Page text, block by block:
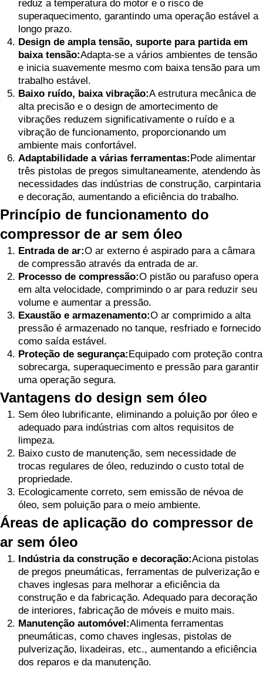
reduz a temperatura do motor e o risco de
superaquecimento, garantindo uma operação estável a
longo prazo.
Design de ampla tensão, suporte para partida em
baixa tensão:Adapta-se a vários ambientes de tensão
e inicia suavemente mesmo com baixa tensão para um
trabalho estável.
Baixo ruído, baixa vibração:A estrutura mecânica de
alta precisão e o design de amortecimento de
vibrações reduzem significativamente o ruído e a
vibração de funcionamento, proporcionando um
ambiente mais confortável.
Adaptabilidade a várias ferramentas:Pode alimentar
três pistolas de pregos simultaneamente, atendendo às
necessidades das indústrias de construção, carpintaria
e decoração, aumentando a eficiência do trabalho.
Princípio de funcionamento do
compressor de ar sem óleo
Entrada de ar:O ar externo é aspirado para a câmara
de compressão através da entrada de ar.
Processo de compressão:O pistão ou parafuso opera
em alta velocidade, comprimindo o ar para reduzir seu
volume e aumentar a pressão.
Exaustão e armazenamento:O ar comprimido a alta
pressão é armazenado no tanque, resfriado e fornecido
como saída estável.
Proteção de segurança:Equipado com proteção contra
sobrecarga, superaquecimento e pressão para garantir
uma operação segura.
Vantagens do design sem óleo
Sem óleo lubrificante, eliminando a poluição por óleo e
adequado para indústrias com altos requisitos de
limpeza.
Baixo custo de manutenção, sem necessidade de
trocas regulares de óleo, reduzindo o custo total de
propriedade.
Ecologicamente correto, sem emissão de névoa de
óleo, sem poluição para o meio ambiente.
Áreas de aplicação do compressor de
ar sem óleo
Indústria da construção e decoração:Aciona pistolas
de pregos pneumáticas, ferramentas de pulverização e
chaves inglesas para melhorar a eficiência da
construção e da fabricação. Adequado para decoração
de interiores, fabricação de móveis e muito mais.
Manutenção automóvel:Alimenta ferramentas
pneumáticas, como chaves inglesas, pistolas de
pulverização, lixadeiras, etc., aumentando a eficiência
dos reparos e da manutenção.